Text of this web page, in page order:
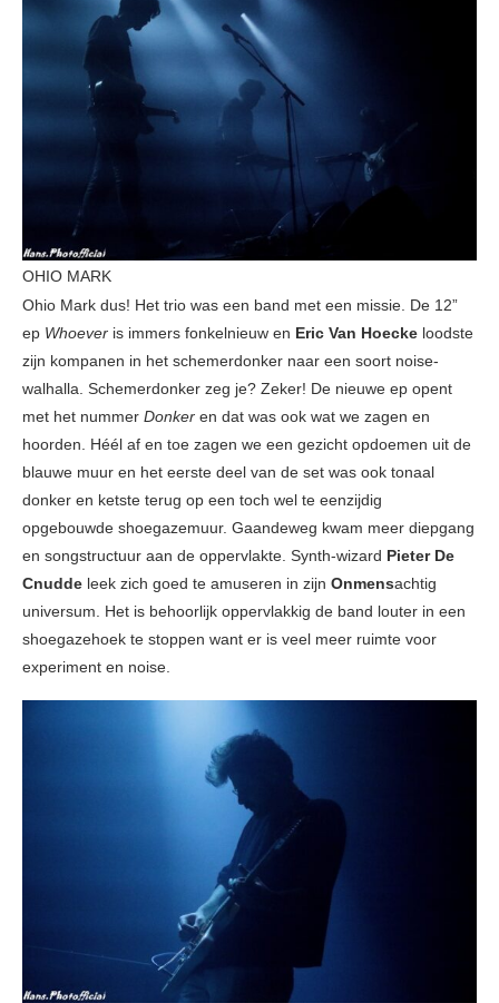
OHIO MARK
Ohio Mark dus! Het trio was een band met een missie. De 12”
ep Whoever is immers fonkelnieuw en Eric Van Hoecke loodste
zijn kompanen in het schemerdonker naar een soort noise-
walhalla. Schemerdonker zeg je? Zeker! De nieuwe ep opent
met het nummer Donker en dat was ook wat we zagen en
hoorden. Héél af en toe zagen we een gezicht opdoemen uit de
blauwe muur en het eerste deel van de set was ook tonaal
donker en ketste terug op een toch wel te eenzijdig
opgebouwde shoegazemuur. Gaandeweg kwam meer diepgang
en songstructuur aan de oppervlakte. Synth-wizard Pieter De
Cnudde leek zich goed te amuseren in zijn Onmensachtig
universum. Het is behoorlijk oppervlakkig de band louter in een
shoegazehoek te stoppen want er is veel meer ruimte voor
experiment en noise.